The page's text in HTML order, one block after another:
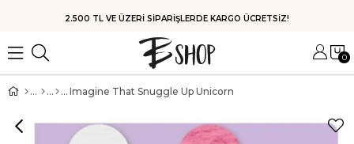
2.500 TL VE ÜZERİ SİPARİŞLERDE KARGO ÜCRETSİZ!
0
Imagine That Snuggle Up Unicorn